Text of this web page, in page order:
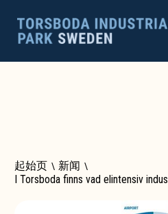
起始页 \ 新闻 \
I Torsboda finns vad elintensiv